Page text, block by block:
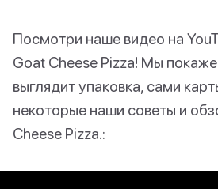
Посмотри наше видео на
Goat Cheese Pizza! Мы
выглядит упаковка, сами
некоторые наши советы и
Cheese Pizza.: